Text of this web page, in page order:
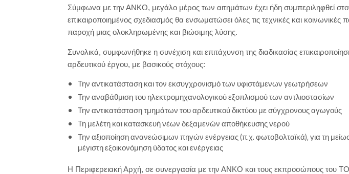
Σύμφωνα με την ΑΝΚΟ, μεγάλο μέρος των αιτημάτων έχει ήδη συμπεριληφθεί
επικαιροποιημένος σχεδιασμός θα ενσωματώσει όλες τις τεχνικές και
παροχή μιας ολοκληρωμένης και βιώσιμης λύσης.
Συνολικά, συμφωνήθηκε η συνέχιση και επιτάχυνση της διαδικασίας
αρδευτικού έργου, με βασικούς στόχους:
Την αντικατάσταση και τον εκσυγχρονισμό των υφιστάμενων γεωτρήσεων
Την αναβάθμιση του ηλεκτρομηχανολογικού εξοπλισμού των αντλιοστασίων
Την αντικατάσταση τμημάτων του αρδευτικού δικτύου με σύγχρονους αγωγούς
Τη μελέτη και κατασκευή νέων δεξαμενών αποθήκευσης νερού
Την αξιοποίηση ανανεώσιμων πηγών ενέργειας (π.χ. φωτοβολταϊκά), για τη
μέγιστη εξοικονόμηση ύδατος και ενέργειας
Η Περιφερειακή Αρχή, σε συνεργασία με την ΑΝΚΟ και τους εκπροσώπους του